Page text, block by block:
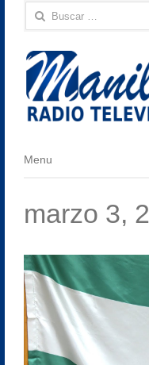
Buscar:
Menu
Menu
marzo 3,